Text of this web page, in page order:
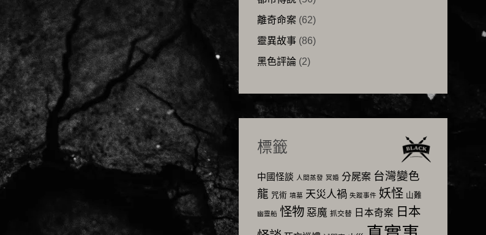
離奇命案(62)
靈異故事(86)
黑色評論(2)
標籤
中國怪談 人間蒸發 冥婚 分屍案 台灣變色
龍 咒術 墳墓 天災人禍 失蹤事件 妖怪 山難
幽靈船 怪物 惡魔 抓交替 日本奇案 日本